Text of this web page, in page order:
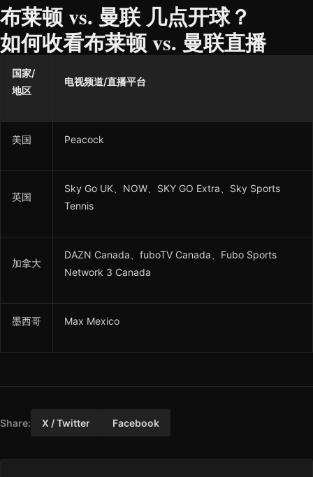
布莱顿 vs. 曼联 几点开球？
如何收看布莱顿 vs. 曼联直播
国家/
地区
电视频道/直播平台
美国 Peacock
英国
Sky Go UK、NOW、SKY GO Extra、Sky Sports
Tennis
加拿大
DAZN Canada、fuboTV Canada、Fubo Sports
Network 3 Canada
墨西哥 Max Mexico
Share: X / Twitter Facebook